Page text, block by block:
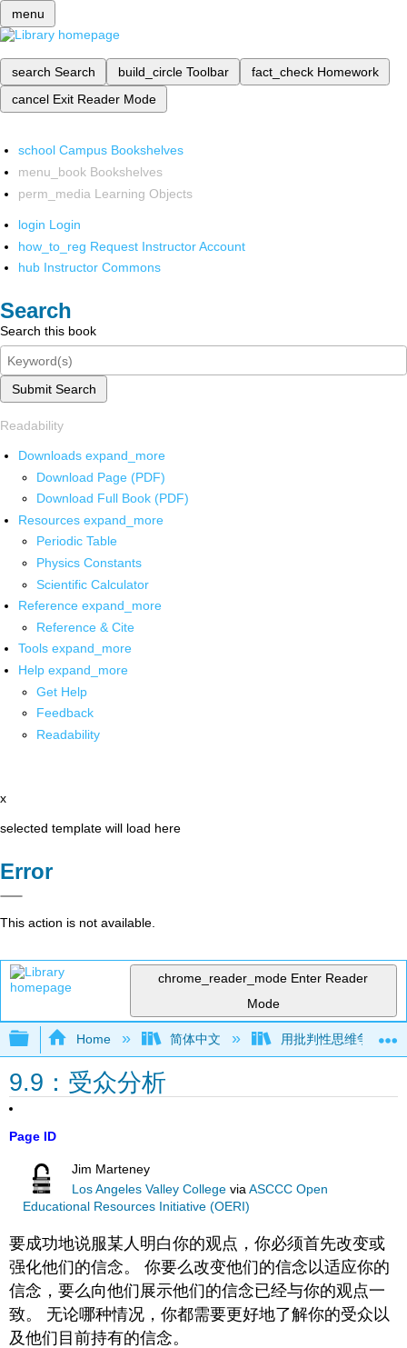
menu
search Search build_circle Toolbar fact_check Homework
cancel Exit Reader Mode
school Campus Bookshelves
menu_book Bookshelves
perm_media Learning Objects
login Login
how_to_reg Request Instructor Account
hub Instructor Commons
Search
Search this book
Submit Search
Readability
Downloads expand_more
Download Page (PDF)
Download Full Book (PDF)
Resources expand_more
Periodic Table
Physics Constants
Scientific Calculator
Reference expand_more
Reference & Cite
Tools expand_more
Help expand_more
Get Help
Feedback
Readability
x
selected template will load here
Error
This action is not available.
chrome_reader_mode Enter Reader
Mode
Expand/collapse global hierarchy
Home 简体中文 用批判性思维争论（
9.9：受众分析
Page ID
Jim Marteney
Los Angeles Valley College viaASCCC Open
Educational Resources Initiative (OERI)
要成功地说服某人明白你的观点，你必须首先改变或
强化他们的信念。 你要么改变他们的信念以适应你的
信念，要么向他们展示他们的信念已经与你的观点一
致。 无论哪种情况，你都需要更好地了解你的受众以
及他们目前持有的信念。